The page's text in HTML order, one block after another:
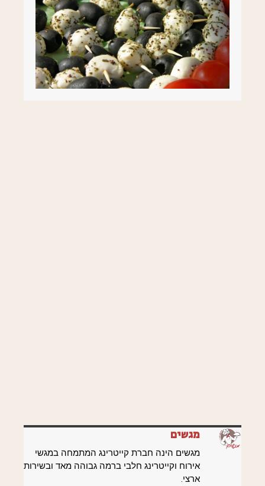
מגשים
מגשים הינה חברת קייטרינג המתמחה במגשי
אירוח וקייטרינג חלבי ברמה גבוהה מאד ובשירות
ארצי.